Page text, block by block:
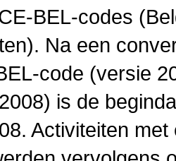
BEL-codes
Na een
code (versie
is de
Activiteiten